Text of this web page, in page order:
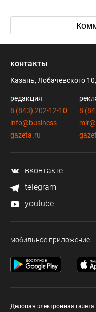
контакты
Казань, Лобачевского
редакция
8 (843) 202-12-10
info@business-
gazeta.ru
8
вконтакте
telegram
youtube
мобильное приложение
Деловая электронная